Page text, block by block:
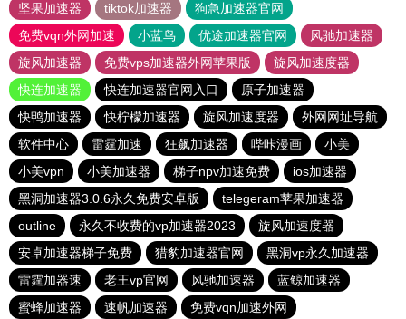
坚果加速器
tiktok加速器
狗急加速器官网
免费vqn外网加速
小蓝鸟 优途加速器官网
风驰加速器
旋风加速器
免费vps加速器外网苹果版
旋风加速度器
快连加速器
快连加速器官网入口
原子加速器
快鸭加速器
快柠檬加速器 旋风加速度器
外网网址导航
软件中心
雷霆加速 狂飙加速器 哔咔漫画
小美
小美vpn
小美加速器 梯子npv加速免费
ios加速器
黑洞加速器3.0.6永久免费安卓版
telegeram苹果加速器
outline
永久不收费的vp加速器2023
旋风加速度器
安卓加速器梯子免费
猎豹加速器官网
黑洞vp永久加速器
雷霆加器速
老王vp官网 风驰加速器
蓝鲸加速器
蜜蜂加速器
速帆加速器
免费vqn加速外网